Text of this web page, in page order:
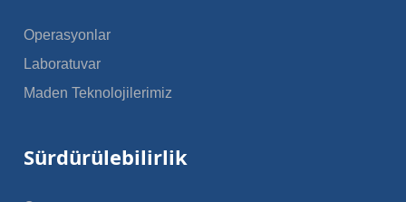
Operasyonlar
Laboratuvar
Maden Teknolojilerimiz
Sürdürülebilirlik